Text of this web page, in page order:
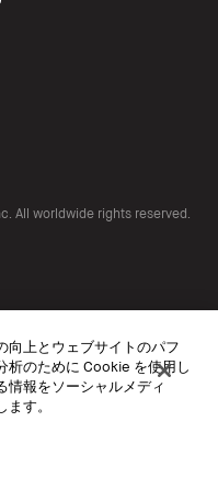
All worldwide rights reserved.
向上とウェブサイトのパフ
析のために Cookie を使用し
情報をソーシャルメディ
す。